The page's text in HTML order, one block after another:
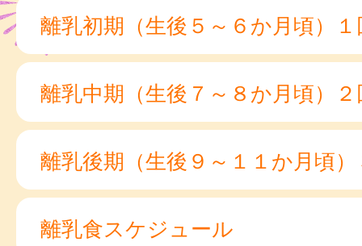
離乳初期（生後５～６か月頃）
離乳中期（生後７～８か月頃）
離乳後期（生後９～１１か月頃
離乳食スケジュール